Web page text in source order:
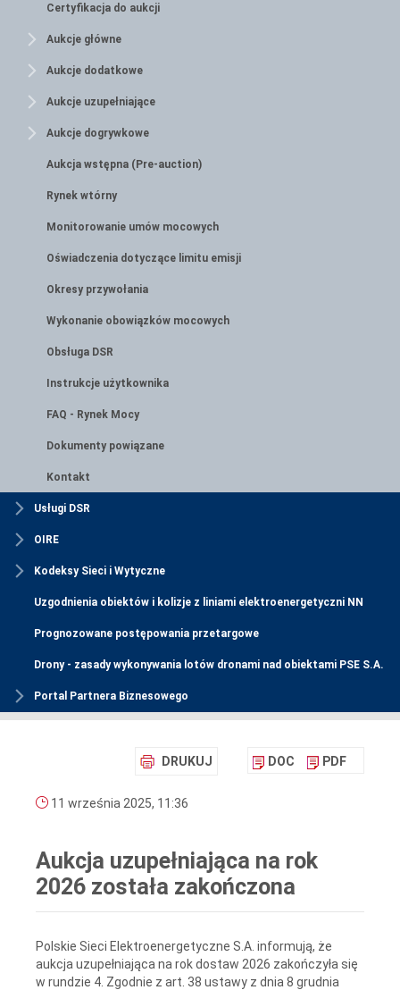
Certyfikacja do aukcji
Aukcje główne
Aukcje dodatkowe
Aukcje uzupełniające
Aukcje dogrywkowe
Aukcja wstępna (Pre-auction)
Rynek wtórny
Monitorowanie umów mocowych
Oświadczenia dotyczące limitu emisji
Okresy przywołania
Wykonanie obowiązków mocowych
Obsługa DSR
Instrukcje użytkownika
FAQ - Rynek Mocy
Dokumenty powiązane
Kontakt
Usługi DSR
OIRE
Kodeksy Sieci i Wytyczne
Uzgodnienia obiektów i kolizje z liniami elektroenergetyczni NN
Prognozowane postępowania przetargowe
Drony - zasady wykonywania lotów dronami nad obiektami PSE S.A.
Portal Partnera Biznesowego
DRUKUJ DOC PDF
11 września 2025, 11:36
Aukcja uzupełniająca na rok
2026 została zakończona
Polskie Sieci Elektroenergetyczne S.A. informują, że
aukcja uzupełniająca na rok dostaw 2026 zakończyła się
w rundzie 4. Zgodnie z art. 38 ustawy z dnia 8 grudnia